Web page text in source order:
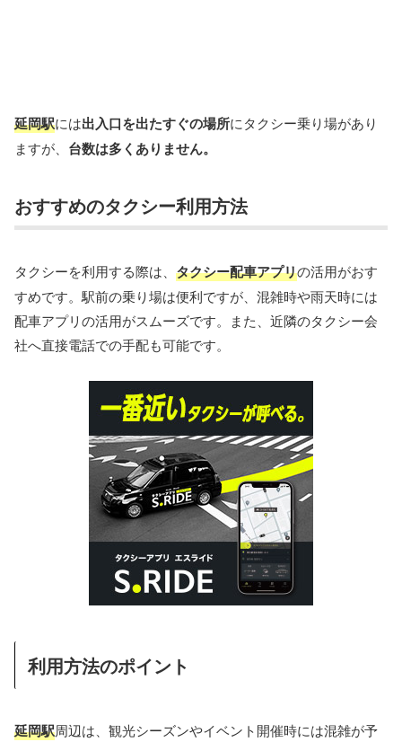
延岡駅には出入口を出たすぐの場所にタクシー乗り場があり
ますが、 台数は多くありません。
おすすめのタクシー利用方法
タクシーを利用する際は、 タクシー配車アプリの活用がおす
すめです。駅前の乗り場は便利ですが、混雑時や雨天時には
配車アプリの活用がスムーズです。また、近隣のタクシー会
社へ直接電話での手配も可能です。
利用方法のポイント
延岡駅周辺は、観光シーズンやイベント開催時には混雑が予